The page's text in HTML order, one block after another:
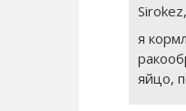
Sirokez,
я
яйцо,